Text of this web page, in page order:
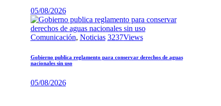
05/08/2026
Comunicación, Noticias 3237Views
Gobierno publica reglamento para conservar derechos de aguas
nacionales sin uso
05/08/2026